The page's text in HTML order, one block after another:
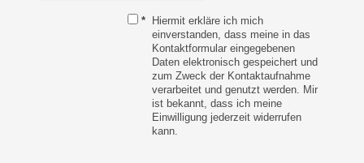
* Hiermit erkläre ich mich
einverstanden, dass meine in das
Kontaktformular eingegebenen
Daten elektronisch gespeichert und
zum Zweck der Kontaktaufnahme
verarbeitet und genutzt werden. Mir
ist bekannt, dass ich meine
Einwilligung jederzeit widerrufen
kann.